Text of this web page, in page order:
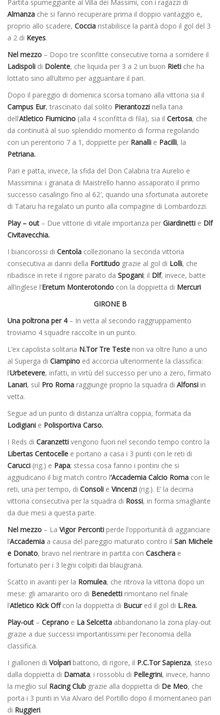
Partita spumeggiante al Villa dei Massimi, con i ragazzi di
Almanza che si fanno recuperare prima il doppio vantaggio e,
proprio allo scadere, Coccia ristabilisce la parità dopo il gol del 3
a 2 di Keyes.
Nel mezzo – Dopo tre sconfitte consecutive torna a sorridere il
Ladispoli di Dolente, che liquida per 3 a 2 un buon Rieti che ha
lottato sino all’ultimo per agguantare il pari.
Dopo il pareggio di domenica scorsa tornano alla vittoria sia il
Campus Eur, trascinato dal solito Pierantozzi nella tana
dell’Atletico Fiumicino (alla 4 sconfitta di fila), sia il Certosa, che
da continuità al suo splendido momento di forma regolando
con un perentorio 7 a 1, doppiette per Ranalli e Pacilli, la
Petriana.
Pari e patta, invece, la sfida del Don Calabria tra Aurelio e
Massimina: i granata di Maistrello hanno assaporato il primo
successo casalingo fino al 62′, quando una sfortunata autorete
di Tataru ha regalato un punto alla compagine di Lombardozzi.
Play – out – Due vittorie di vitale importanza per Giardinetti e Dlf
Civitavecchia.
I biancorossi di Centola collezionano la seconda vittoria
consecutiva ai danni della Fortitudo grazie al gol di Lolli, che
ribadisce in rete il rigore parato da Spogani; il Dlf, invece, batte
all’inglese l’Eretum Monterotondo con la doppietta di Mercuri
GIRONE B
Una poltrona per 4– In vetta al secondo raggruppamento
troviamo 4 squadre raccolte in un punto.
L’ex capolista solitaria N.Tor Tre Teste non va oltre l’uno a uno
al Superga di Ciampino ed accorcia ulteriormente la classifica:
l’Urbetevere, infatti, in virtù del successo per uno a zero, firmato
Lanari, sul Pro Roma raggiunge proprio la squadra di Alfonsi in
vetta.
Segue ad un punto di distanza un’altra coppia, formata da
Lodigiani e Polisportiva Carso.
I Reds di Caranzetti vengono fuori nel secondo tempo contro la
Libertas Centocelle e portano a casa i 3 punti con le reti di
Carucci (rig.) e Papa; stessa cosa fanno i pontini che si
aggiudicano il big match contro l‘Accademia Calcio Roma con le
reti, una per tempo, di Consoli e Vincenzi (rig.). E’ la decima
vittoria consecutiva per la squadra di Rossi, in forma smagliante
da due mesi a questa parte.
Nel mezzo – La Vigor Perconti perde l’opportunità di agganciare
l’Accademia a causa del pareggio maturato contro il San Michele
e Donato, bravo nel rientrare in partita con Caschera e
fortunato per i 3 legni colpiti dai blaugrana.
Scatto in avanti per la Romulea, che ritrova la vittoria dopo un
mese: gli amaranto oro di Benedetti rimontano nel finale
l’Atletico Kick Offcon la doppietta di Bucured il gol di L.Rea.
Play-out – Ceprano e La Selcetta abbandonano la zona play-out
grazie a due successi importantissimi per l’economia della
classifica.
I gialloneri di Volpari battono, di rigore, il P.C.Tor Sapienza, steso
dalla doppietta di Damata; i rossoblu di Pellegrini, invece, hanno
la meglio sul Racing Club grazie alla doppietta di De Meo, che
porta i 3 punti in Via Alvaro del Portillo dopo il momentaneo pari
di Ruggieri.